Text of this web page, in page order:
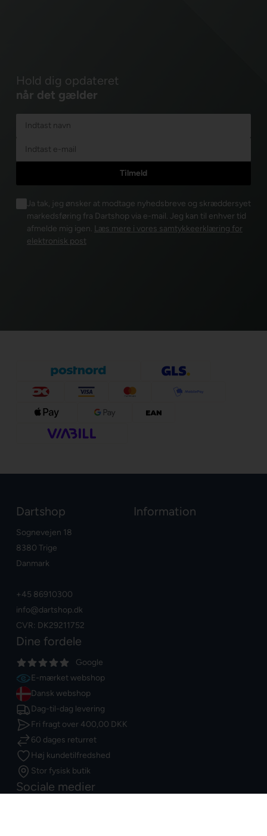
Hold dig opdateret
når det gælder
Ja tak, jeg ønsker at modtage nyhedsbreve og skræddersyet
markedsføring fra Dartshop via e-mail. Jeg kan til enhver tid
afmelde mig igen. Læs mere i vores samtykkeerklæring for
elektronisk post
Dartshop
Sognevejen 18
8380 Trige
Danmark
+45 86910300
info@dartshop.dk
CVR: DK29211752
Information
Dine fordele
Google
E-mærket webshop
Dansk webshop
Dag-til-dag levering
Fri fragt over 400,00 DKK
60 dages returret
Høj kundetilfredshed
Stor fysisk butik
Sociale medier